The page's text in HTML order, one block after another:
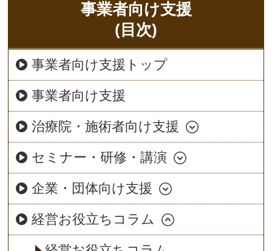
事業者向け支援
(目次)
事業者向け支援トップ
事業者向け支援
治療院・施術者向け支援
セミナー・研修・講演
企業・団体向け支援
経営お役立ちコラム